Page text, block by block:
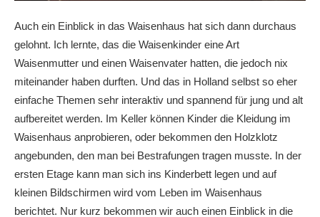
Auch ein Einblick in das Waisenhaus hat sich dann durchaus
gelohnt. Ich lernte, das die Waisenkinder eine Art
Waisenmutter und einen Waisenvater hatten, die jedoch nix
miteinander haben durften. Und das in Holland selbst so eher
einfache Themen sehr interaktiv und spannend für jung und alt
aufbereitet werden. Im Keller können Kinder die Kleidung im
Waisenhaus anprobieren, oder bekommen den Holzklotz
angebunden, den man bei Bestrafungen tragen musste. In der
ersten Etage kann man sich ins Kinderbett legen und auf
kleinen Bildschirmen wird vom Leben im Waisenhaus
berichtet. Nur kurz bekommen wir auch einen Einblick in die